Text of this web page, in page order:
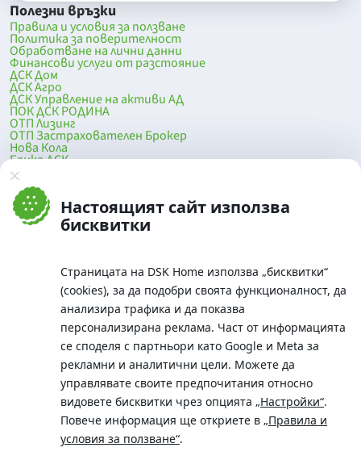
Настоящият сайт използва
бисквитки
Страницата на DSK Home използва „бисквитки“
(cookies), за да подобри своята функционалност, да
анализира трафика и да показва
персонализирана реклама. Част от информацията
се споделя с партньори като Google и Meta за
рекламни и аналитични цели. Можете да
управлявате своите предпочитания относно
видовете бисквитки чрез опцията „Настройки“.
Повече информация ще откриете в „Правила и
условия за ползване“.
Полезни връзки
Правила и условия за ползване
Политика за поверителност
Обработване на лични данни
Финансови услуги от разстояние
ДСК Дом
ДСК Агро
ДСК Управление на активи АД
ПОК ДСК РОДИНА
ОТП Лизинг
ОТП Застрахователен Брокер
Нова Кола
Банка ДСК
DSK Mobile
Оферти за продажба от Банка ДСК
Клонова мрежа и банкомати
До началото на страницата
Телефон:
0700 10 375 / *2375
Московска No.19 / ул. Г. Бенковски No. 5, София 1036
SWIFT/BIC: